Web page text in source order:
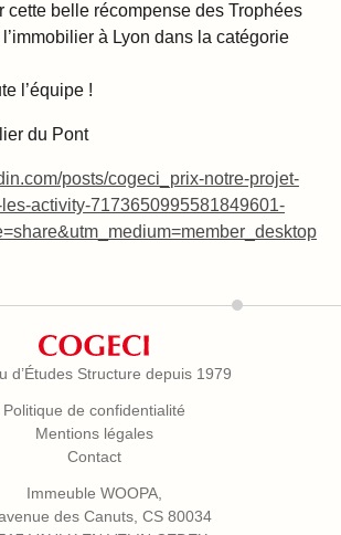
cette belle récompense des Trophées
à Lyon dans la catégorie
l’équipe !
du Pont
posts/cogeci_prix-notre-projet-
activity-7173650995581849601-
d’Études Structure depuis 1979
Politique de confidentialité
Mentions légales
Contact
Immeuble WOOPA,
des Canuts, CS 80034